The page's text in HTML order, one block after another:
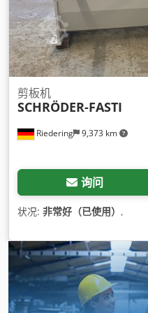
Riedering 9,373 km
剪板机
SCHRÖDER-FASTI
询问
状况: 非常好（已使用） ,